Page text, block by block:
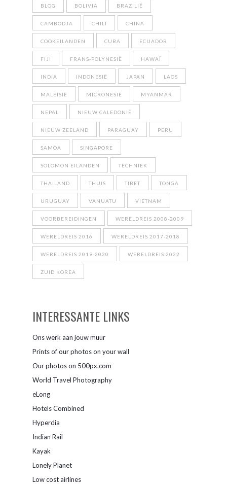
BLOG BOLIVIA BRAZILIË
CAMBODJA CHILI CHINA
COOKEILANDEN CUBA ECUADOR
FIJI FRANS-POLYNESIË HAWAÏ
INDIA INDONESIË JAPAN LAOS
MALEISIË MICRONESIË MYANMAR
NEPAL NIEUW CALEDONIË
NIEUW ZEELAND PARAGUAY PERU
SAMOA SINGAPORE
SOLOMON EILANDEN TECHNIEK
THAILAND THUIS TIBET TONGA
URUGUAY VANUATU VIETNAM
VOORBEREIDINGEN WERELDREIS 2008-2009
WERELDREIS 2016 WERELDREIS 2017-2018
WERELDREIS 2019-2020 WERELDREIS 2022
ZUID KOREA
INTERESSANTE LINKS
Ons werk aan jouw muur
Prints of our photos on your wall
Our photos on 500px.com
World Travel Photography
eLong
Hotels Combined
Hyperdia
Indian Rail
Kayak
Lonely Planet
Low cost airlines